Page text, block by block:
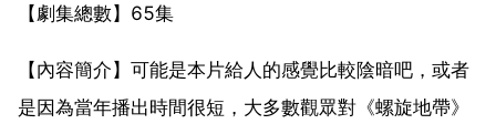
【劇集總數】65集
【內容簡介】可能是本片給人的感覺比較陰暗吧，或者
是因為當年播出時間很短，大多數觀眾對《螺旋地帶》